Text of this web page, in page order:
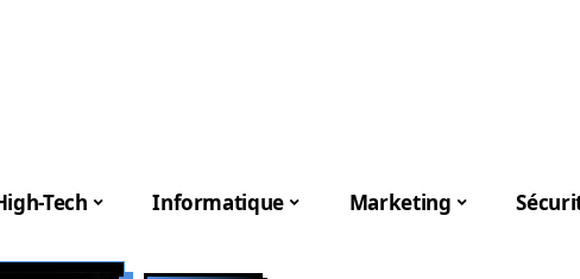
Tech Informatique Marketing